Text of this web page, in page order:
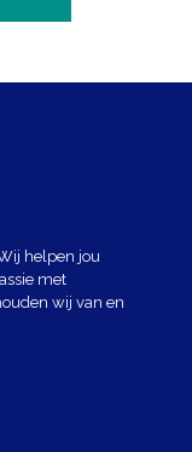
helpen jou
met
wij van en